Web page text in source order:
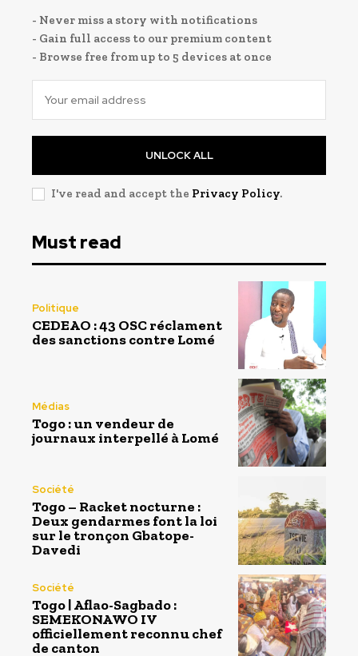
- Never miss a story with notifications
- Gain full access to our premium content
- Browse free from up to 5 devices at once
UNLOCK ALL
I've read and accept the Privacy Policy.
Must read
Politique
CEDEAO : 43 OSC réclament
des sanctions contre Lomé
Médias
Togo : un vendeur de
journaux interpellé à Lomé
Société
Togo – Racket nocturne :
Deux gendarmes font la loi
sur le tronçon Gbatope-
Davedi
Société
Togo | Aflao-Sagbado :
SEMEKONAWO IV
officiellement reconnu chef
de canton